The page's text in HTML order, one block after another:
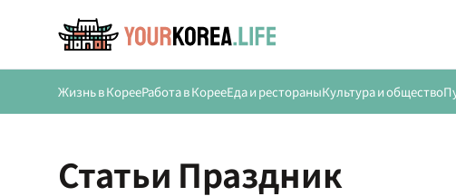
Жизнь в КорееРабота в КорееЕда и рестораныКультура и общество
Статьи Праздник